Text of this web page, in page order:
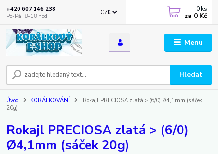
Menu
CZK
Hledat
+420 607 146 238
Po-Pá, 8-18 hod.
0 ks
za 0 Kč
Úvod KORÁLKOVÁNÍ
Rokajl PRECIOSA zlatá > (6/0) Ø4,1mm (sáček
20g)
Rokajl PRECIOSA zlatá > (6/0)
Ø4,1mm (sáček 20g)